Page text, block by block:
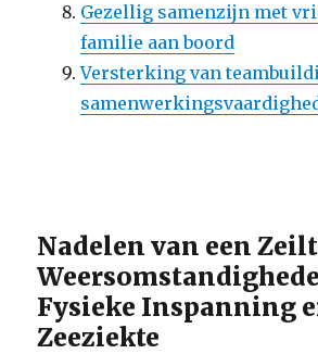
Gezellig samenzijn met
familie aan boord
Versterking van
Nadelen van een
Fysieke Inspanning
Zeeziekte